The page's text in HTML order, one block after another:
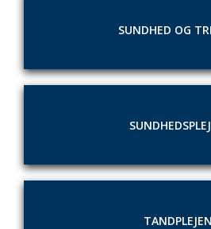
SUNDHED OG
TANDPLEJEN